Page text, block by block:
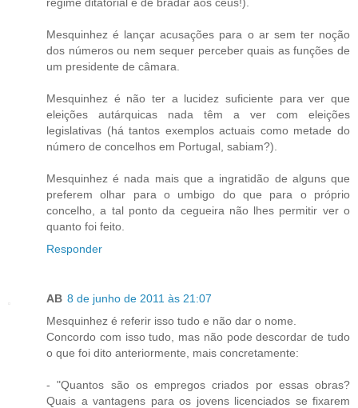
Mesquinhez é lançar acusações para o ar sem ter noção
dos números ou nem sequer perceber quais as funções de
um presidente de câmara.
Mesquinhez é não ter a lucidez suficiente para ver que
eleições autárquicas nada têm a ver com eleições
legislativas (há tantos exemplos actuais como metade do
número de concelhos em Portugal, sabiam?).
Mesquinhez é nada mais que a ingratidão de alguns que
preferem olhar para o umbigo do que para o próprio
concelho, a tal ponto da cegueira não lhes permitir ver o
quanto foi feito.
Responder
AB 8 de junho de 2011 às 21:07
Mesquinhez é referir isso tudo e não dar o nome.
Concordo com isso tudo, mas não pode descordar de tudo
o que foi dito anteriormente, mais concretamente:
- "Quantos são os empregos criados por essas obras?
Quais a vantagens para os jovens licenciados se fixarem